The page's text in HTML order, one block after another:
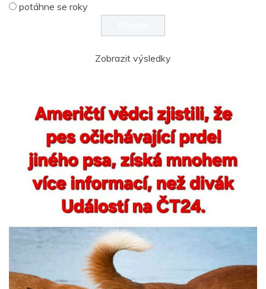
potáhne se roky
Zobrazit výsledky